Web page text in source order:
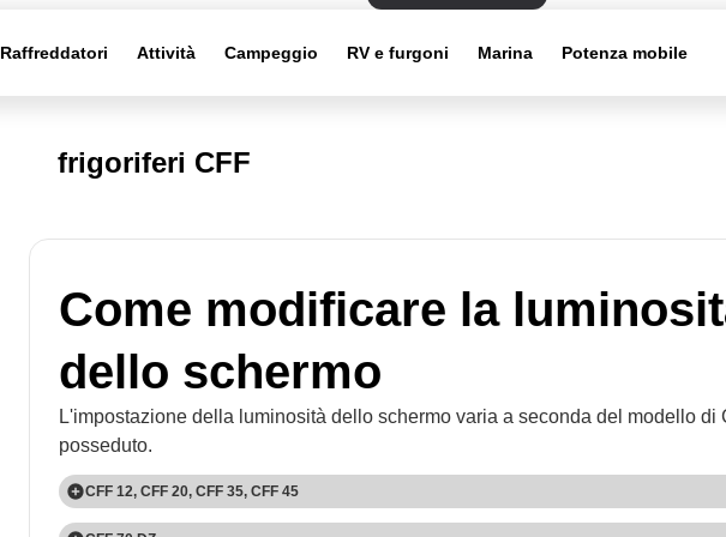
Raffreddatori Attività Campeggio RV e furgoni Marina Potenza mobile
frigoriferi CFF
Come modificare la
dello schermo
L'impostazione della luminosità dello schermo varia a seconda del modello di
posseduto.
CFF 12, CFF 20, CFF 35, CFF 45